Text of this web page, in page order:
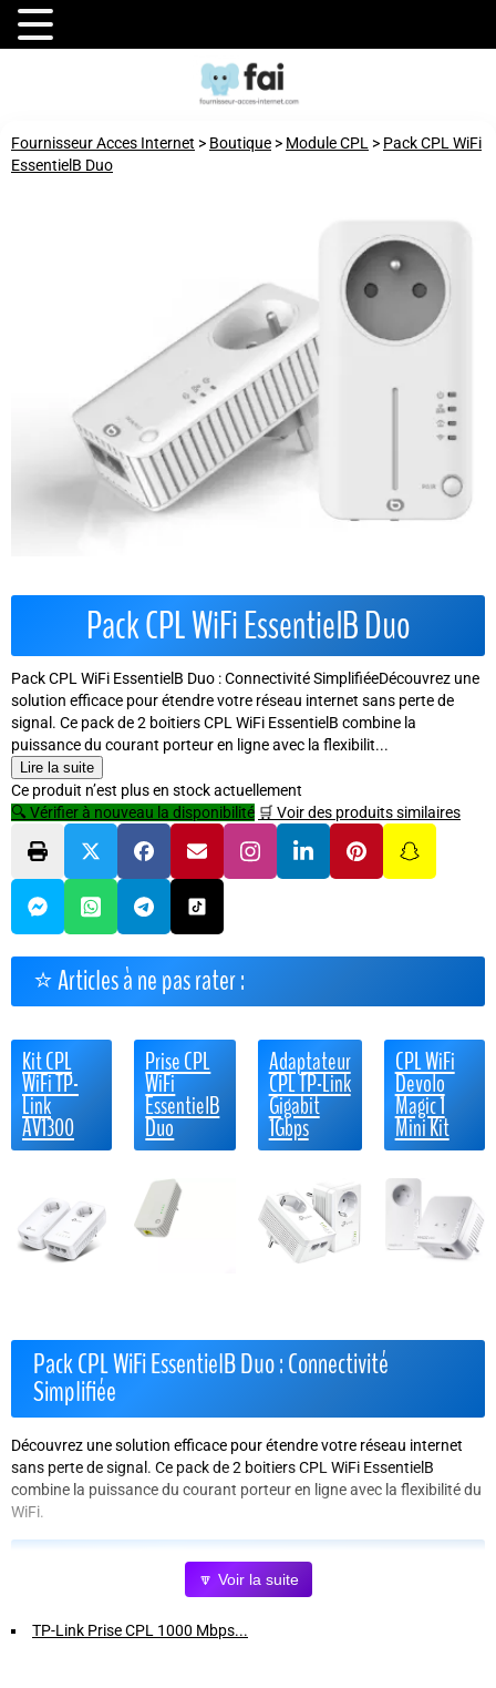
Fournisseur Acces Internet > Boutique > Module CPL > Pack CPL WiFi
EssentielB Duo
Pack CPL WiFi EssentielB Duo
Pack CPL WiFi EssentielB Duo : Connectivité SimplifiéeDécouvrez une
solution efficace pour étendre votre réseau internet sans perte de
signal. Ce pack de 2 boitiers CPL WiFi EssentielB combine la
puissance du courant porteur en ligne avec la flexibilit...
Lire la suite
Ce produit n’est plus en stock actuellement
🔍 Vérifier à nouveau la disponibilité 🛒 Voir des produits similaires
⭐ Articles à ne pas rater :
Kit CPL
WiFi TP-
Link
AV1300
Prise CPL
WiFi
EssentielB
Duo
Adaptateur
CPL TP-Link
Gigabit
1Gbps
CPL WiFi
Devolo
Magic 1
Mini Kit
Pack CPL WiFi EssentielB Duo : Connectivité
Simplifiée
Découvrez une solution efficace pour étendre votre réseau internet
sans perte de signal. Ce pack de 2 boitiers CPL WiFi EssentielB
combine la puissance du courant porteur en ligne avec la flexibilité du
WiFi.
vos données grâce à la technologie CPL.
🔽 Voir la suite
TP-Link Prise CPL 1000 Mbps...